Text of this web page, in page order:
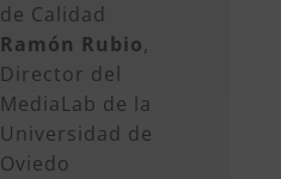
de Calidad
Ramón Rubio,
Director del
MediaLab de la
Universidad de
Oviedo